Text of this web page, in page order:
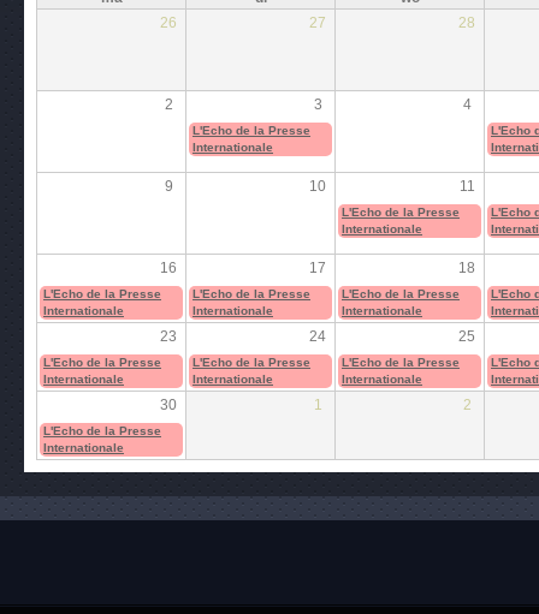
26
27 28
2 3 4
L'Echo de la Presse
Internationale
L'Echo
9 10 11
L'Echo de la Presse
Internationale
L'Echo
16 17 18
L'Echo de la Presse
Internationale
L'Echo de la Presse
Internationale
L'Echo de la Presse
Internationale
L'Echo
23 24 25
L'Echo de la Presse
Internationale
L'Echo de la Presse
Internationale
L'Echo de la Presse
Internationale
L'Echo
30 1 2
L'Echo de la Presse
Internationale